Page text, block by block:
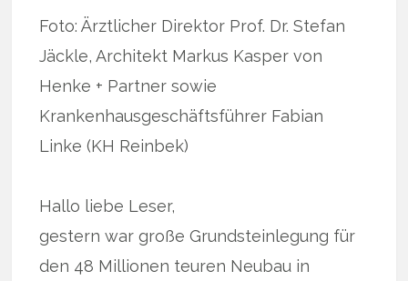
Foto: Ärztlicher Direktor Prof. Dr. Stefan
Jäckle, Architekt Markus Kasper von
Henke + Partner sowie
Krankenhausgeschäftsführer Fabian
Linke (KH Reinbek)
Hallo liebe Leser,
gestern war große Grundsteinlegung für
den 48 Millionen teuren Neubau in